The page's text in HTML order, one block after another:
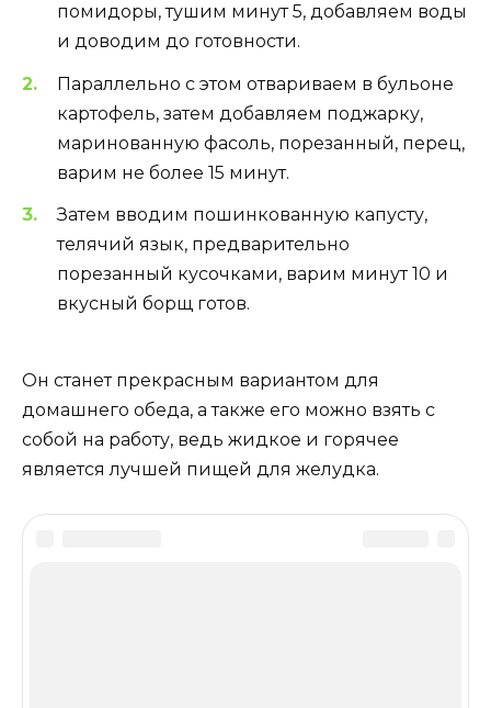
помидоры, тушим минут 5, добавляем воды
и доводим до готовности.
Параллельно с этом отвариваем в бульоне
картофель, затем добавляем поджарку,
маринованную фасоль, порезанный, перец,
варим не более 15 минут.
Затем вводим пошинкованную капусту,
телячий язык, предварительно
порезанный кусочками, варим минут 10 и
вкусный борщ готов.
Он станет прекрасным вариантом для
домашнего обеда, а также его можно взять с
собой на работу, ведь жидкое и горячее
является лучшей пищей для желудка.